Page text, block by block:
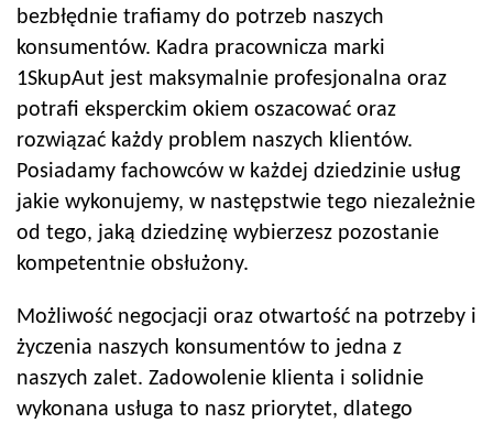
bezbłędnie trafiamy do potrzeb naszych
konsumentów. Kadra pracownicza marki
1SkupAut jest maksymalnie profesjonalna oraz
potrafi eksperckim okiem oszacować oraz
rozwiązać każdy problem naszych klientów.
Posiadamy fachowców w każdej dziedzinie usług
jakie wykonujemy, w następstwie tego niezależnie
od tego, jaką dziedzinę wybierzesz pozostanie
kompetentnie obsłużony.
Możliwość negocjacji oraz otwartość na potrzeby i
życzenia naszych konsumentów to jedna z
naszych zalet. Zadowolenie klienta i solidnie
wykonana usługa to nasz priorytet, dlatego